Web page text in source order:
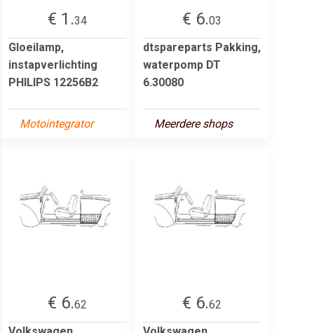
€ 1.34
Gloeilamp,
instapverlichting
PHILIPS 12256B2
Motointegrator
€ 6.03
dtspareparts Pakking,
waterpomp DT
6.30080
Meerdere shops
€ 6.62
€ 6.62